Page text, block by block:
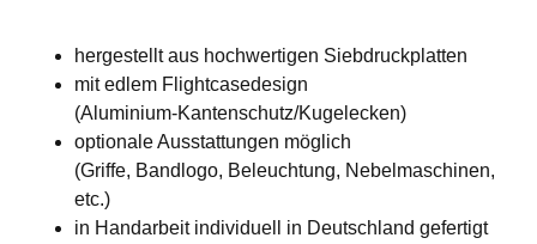
hergestellt aus hochwertigen Siebdruckplatten
mit edlem Flightcasedesign
(Aluminium-Kantenschutz/Kugelecken)
optionale Ausstattungen möglich
(Griffe, Bandlogo, Beleuchtung, Nebelmaschinen,
etc.)
in Handarbeit individuell in Deutschland gefertigt